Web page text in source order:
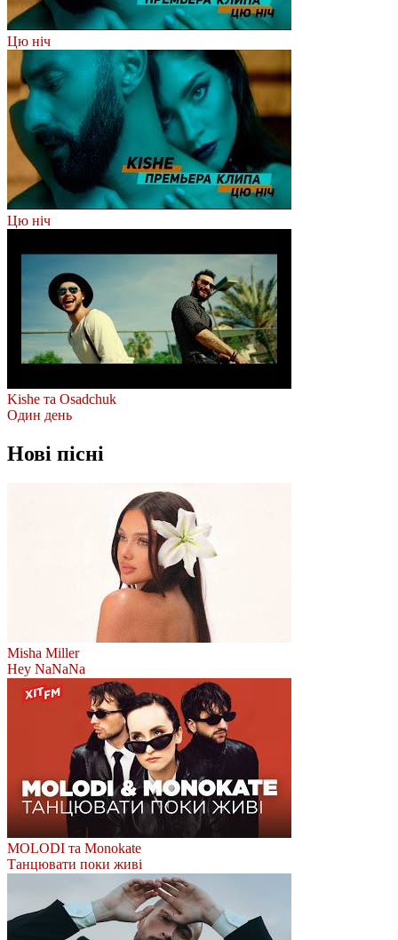
Цю ніч
Цю ніч
Kishe та Osadchuk
Один день
Нові пісні
Misha Miller
Hey NaNaNa
MOLODI та Monokate
Танцювати поки живі